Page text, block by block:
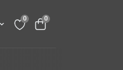
0 0